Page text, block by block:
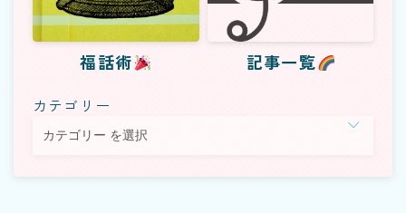
福話術 記事一覧
カテゴリー